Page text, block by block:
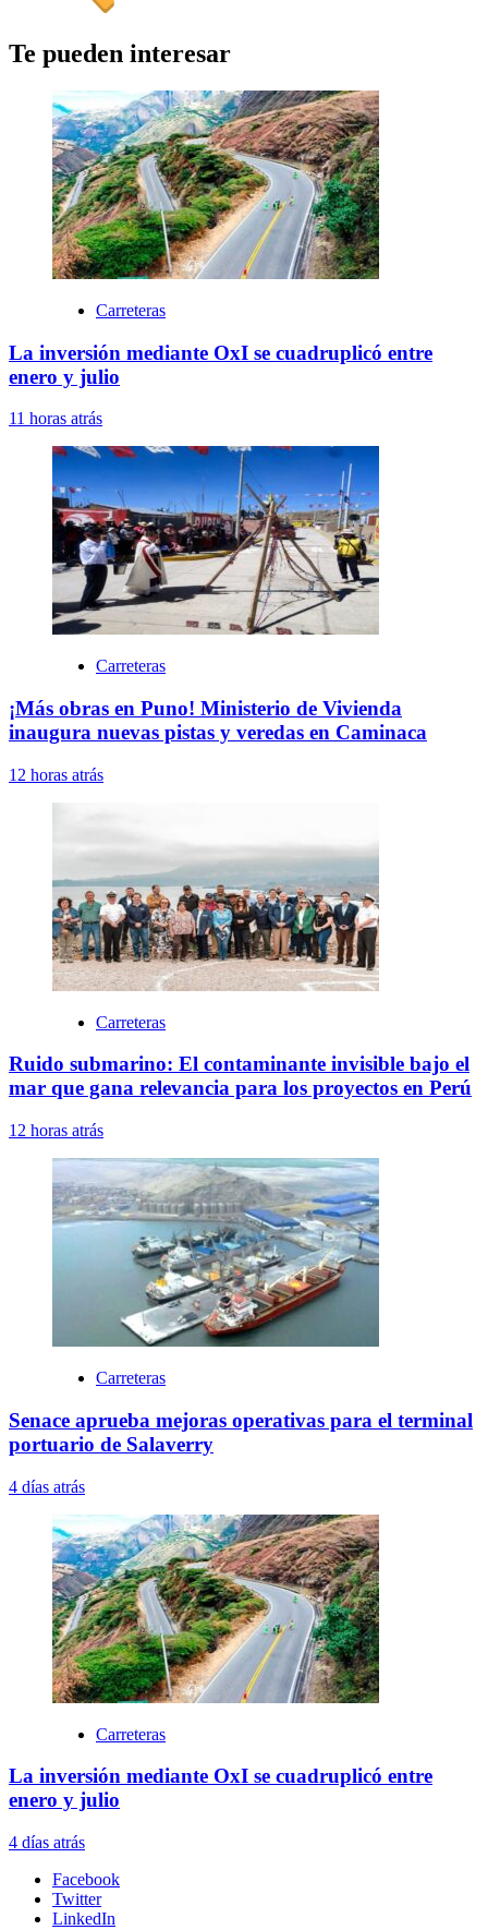
Te pueden interesar
Carreteras
La inversión mediante OxI se cuadruplicó entre
enero y julio
11 horas atrás
Carreteras
¡Más obras en Puno! Ministerio de Vivienda
inaugura nuevas pistas y veredas en Caminaca
12 horas atrás
Carreteras
Ruido submarino: El contaminante invisible bajo el
mar que gana relevancia para los proyectos en Perú
12 horas atrás
Carreteras
Senace aprueba mejoras operativas para el terminal
portuario de Salaverry
4 días atrás
Carreteras
La inversión mediante OxI se cuadruplicó entre
enero y julio
4 días atrás
Facebook
Twitter
LinkedIn